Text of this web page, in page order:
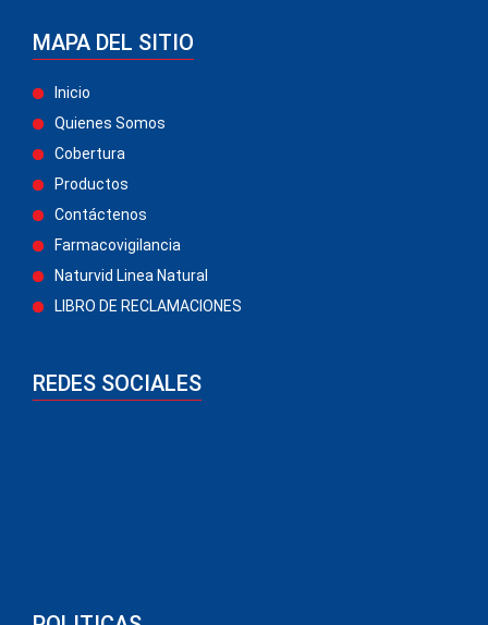
MAPA DEL SITIO
Inicio
Quienes Somos
Cobertura
Productos
Contáctenos
Farmacovigilancia
Naturvid Linea Natural
LIBRO DE RECLAMACIONES
REDES SOCIALES